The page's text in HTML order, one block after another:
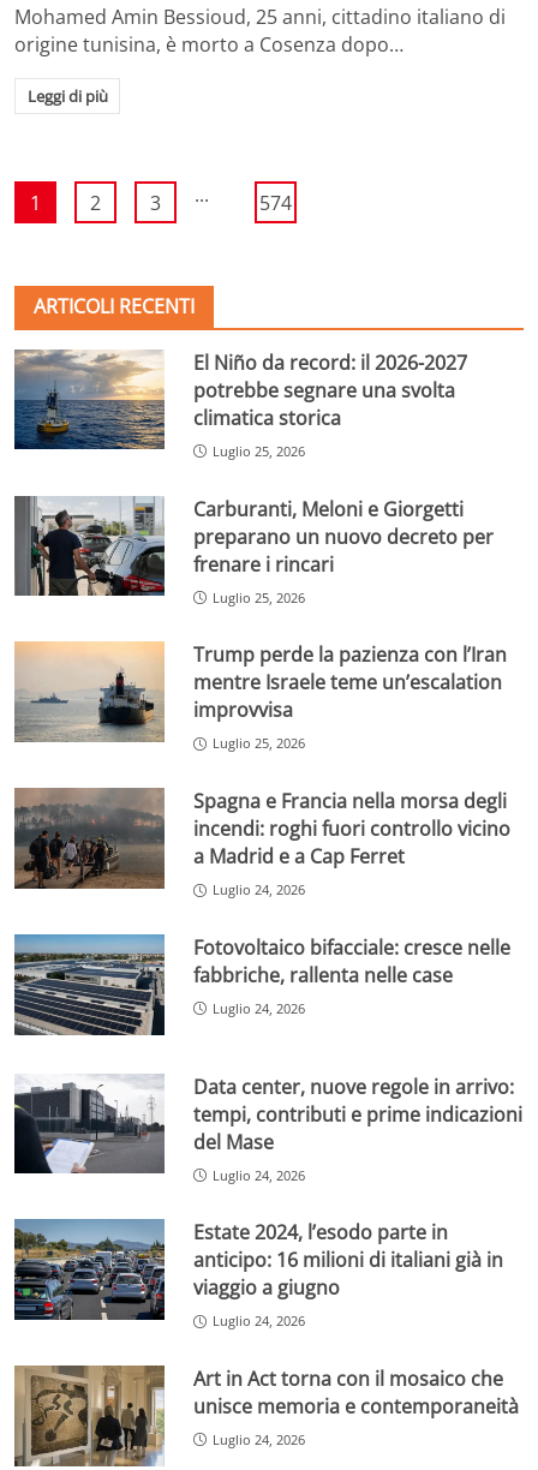
Mohamed Amin Bessioud, 25 anni, cittadino italiano di
origine tunisina, è morto a Cosenza dopo…
Leggi di più
1 2 3 ... 574
ARTICOLI RECENTI
El Niño da record: il 2026-2027
potrebbe segnare una svolta
climatica storica
Luglio 25, 2026
Carburanti, Meloni e Giorgetti
preparano un nuovo decreto per
frenare i rincari
Luglio 25, 2026
Trump perde la pazienza con l’Iran
mentre Israele teme un’escalation
improvvisa
Luglio 25, 2026
Spagna e Francia nella morsa degli
incendi: roghi fuori controllo vicino
a Madrid e a Cap Ferret
Luglio 24, 2026
Fotovoltaico bifacciale: cresce nelle
fabbriche, rallenta nelle case
Luglio 24, 2026
Data center, nuove regole in arrivo:
tempi, contributi e prime indicazioni
del Mase
Luglio 24, 2026
Estate 2024, l’esodo parte in
anticipo: 16 milioni di italiani già in
viaggio a giugno
Luglio 24, 2026
Art in Act torna con il mosaico che
unisce memoria e contemporaneità
Luglio 24, 2026